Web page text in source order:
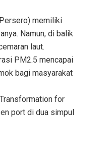
memiliki
Namun, di balik
laut.
PM2.5 mencapai
bagi masyarakat
for
port di dua simpul